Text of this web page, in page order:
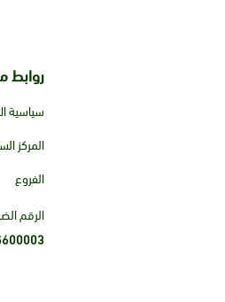
روابط
سياسية
المركز
الفروع
الرقم